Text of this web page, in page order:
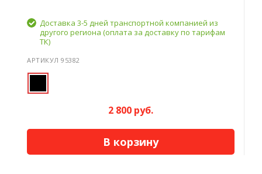
Доставка 3-5 дней транспортной компанией из
другого региона (оплата за доставку по тарифам
ТК)
АРТИКУЛ 95382
2 800 руб.
В корзину